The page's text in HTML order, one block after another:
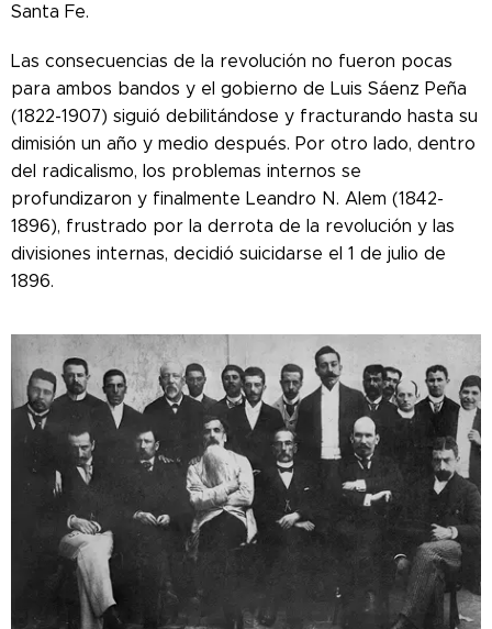
Santa Fe.
Las consecuencias de la revolución no fueron pocas
para ambos bandos y el gobierno de Luis Sáenz Peña
(1822-1907) siguió debilitándose y fracturando hasta su
dimisión un año y medio después. Por otro lado, dentro
del radicalismo, los problemas internos se
profundizaron y finalmente Leandro N. Alem (1842-
1896), frustrado por la derrota de la revolución y las
divisiones internas, decidió suicidarse el 1 de julio de
1896.